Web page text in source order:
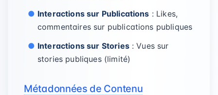
Interactions sur Publications : Likes,
commentaires sur publications publiques
Interactions sur Stories: Vues sur
stories publiques (limité)
Métadonnées de Contenu